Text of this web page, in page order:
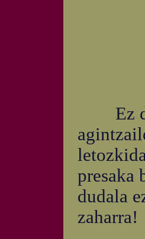
chaos
Ez
presaka
dudala
zaharra!